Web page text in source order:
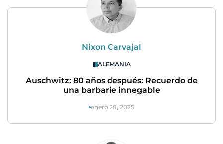
Nixon Carvajal
ALEMANIA
Auschwitz: 80 años después: Recuerdo de
una barbarie innegable
enero 28, 2025